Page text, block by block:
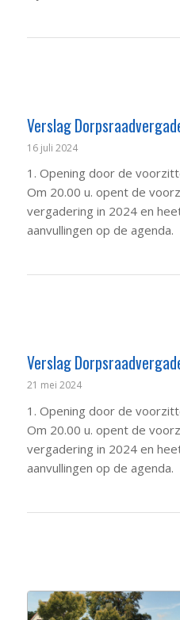
Verslag
16 juli 2024
1. Opening door de
Om 20.00 u. opent de
vergadering in 2024 en
aanvullingen op de
Verslag
21 mei 2024
1. Opening door de
Om 20.00 u. opent de
vergadering in 2024 en
aanvullingen op de